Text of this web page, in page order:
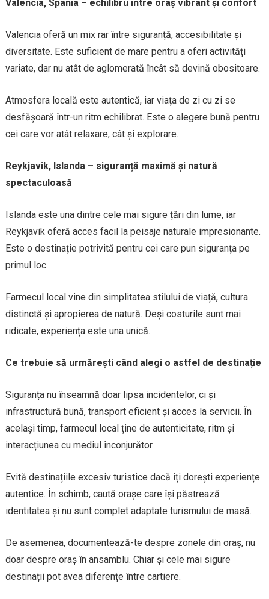
Valencia, Spania – echilibru între oraș vibrant și confort
Valencia oferă un mix rar între siguranță, accesibilitate și
diversitate. Este suficient de mare pentru a oferi activități
variate, dar nu atât de aglomerată încât să devină obositoare.
Atmosfera locală este autentică, iar viața de zi cu zi se
desfășoară într-un ritm echilibrat. Este o alegere bună pentru
cei care vor atât relaxare, cât și explorare.
Reykjavik, Islanda – siguranță maximă și natură
spectaculoasă
Islanda este una dintre cele mai sigure țări din lume, iar
Reykjavik oferă acces facil la peisaje naturale impresionante.
Este o destinație potrivită pentru cei care pun siguranța pe
primul loc.
Farmecul local vine din simplitatea stilului de viață, cultura
distinctă și apropierea de natură. Deși costurile sunt mai
ridicate, experiența este una unică.
Ce trebuie să urmărești când alegi o astfel de destinație
Siguranța nu înseamnă doar lipsa incidentelor, ci și
infrastructură bună, transport eficient și acces la servicii. În
același timp, farmecul local ține de autenticitate, ritm și
interacțiunea cu mediul înconjurător.
Evită destinațiile excesiv turistice dacă îți dorești experiențe
autentice. În schimb, caută orașe care își păstrează
identitatea și nu sunt complet adaptate turismului de masă.
De asemenea, documentează-te despre zonele din oraș, nu
doar despre oraș în ansamblu. Chiar și cele mai sigure
destinații pot avea diferențe între cartiere.